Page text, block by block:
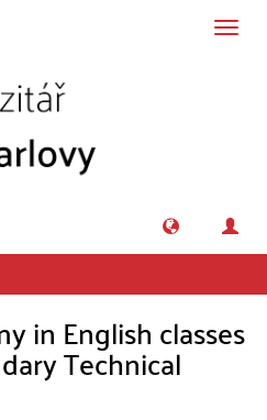
in English classes
Technical